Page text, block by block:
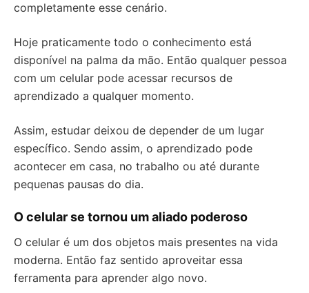
completamente esse cenário.
Hoje praticamente todo o conhecimento está
disponível na palma da mão. Então qualquer pessoa
com um celular pode acessar recursos de
aprendizado a qualquer momento.
Assim, estudar deixou de depender de um lugar
específico. Sendo assim, o aprendizado pode
acontecer em casa, no trabalho ou até durante
pequenas pausas do dia.
O celular se tornou um aliado poderoso
O celular é um dos objetos mais presentes na vida
moderna. Então faz sentido aproveitar essa
ferramenta para aprender algo novo.